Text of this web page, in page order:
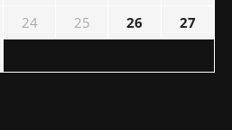
24 25 26
27